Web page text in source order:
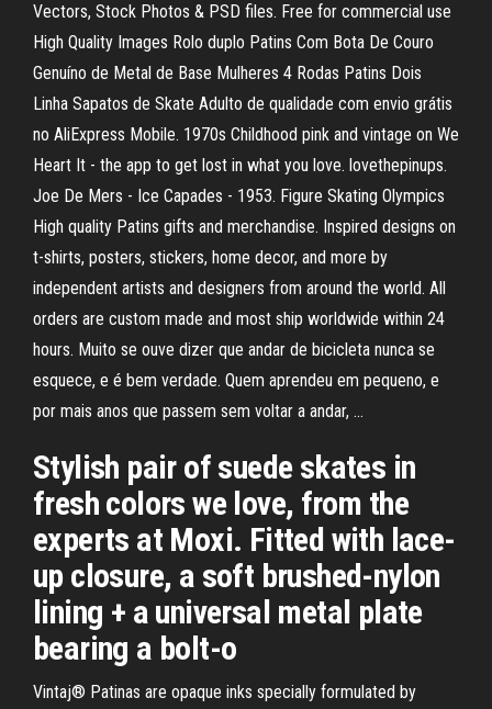
Vectors, Stock Photos & PSD files. Free for commercial use
High Quality Images Rolo duplo Patins Com Bota De Couro
Genuíno de Metal de Base Mulheres 4 Rodas Patins Dois
Linha Sapatos de Skate Adulto de qualidade com envio grátis
no AliExpress Mobile. 1970s Childhood pink and vintage on We
Heart It - the app to get lost in what you love. lovethepinups.
Joe De Mers - Ice Capades - 1953. Figure Skating Olympics
High quality Patins gifts and merchandise. Inspired designs on
t-shirts, posters, stickers, home decor, and more by
independent artists and designers from around the world. All
orders are custom made and most ship worldwide within 24
hours. Muito se ouve dizer que andar de bicicleta nunca se
esquece, e é bem verdade. Quem aprendeu em pequeno, e
por mais anos que passem sem voltar a andar, …
Stylish pair of suede skates in
fresh colors we love, from the
experts at Moxi. Fitted with lace-
up closure, a soft brushed-nylon
lining + a universal metal plate
bearing a bolt-o
Vintaj® Patinas are opaque inks specially formulated by